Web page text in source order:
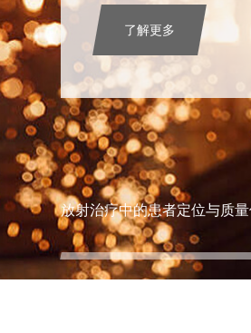
放射治疗中的患者定位与质